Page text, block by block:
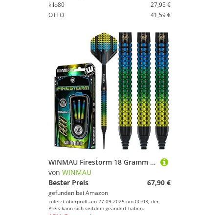
kilo80
27,95 €
OTTO
41,59 €
WINMAU Firestorm 18 Gramm Profi Wolfram Softip Dartpfeile Set mit Flights und Schäfte
von WINMAU
Bester Preis
67,90 €
gefunden bei Amazon
zuletzt überprüft am 27.09.2025 um 00:03; der
Preis kann sich seitdem geändert haben.